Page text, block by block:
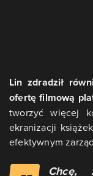
Lin zdradził
ofertę filmową
tworzyć więcej
ekranizacji
efektywnym
Chcę,